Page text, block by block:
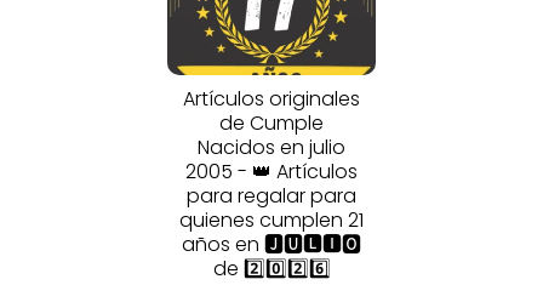
Artículos originales
de Cumple
Nacidos en julio
2005 - 👑 Artículos
para regalar para
quienes cumplen 21
años en 🅹🆄🅻🅸🅾
de 2️⃣0️⃣2️⃣6️⃣